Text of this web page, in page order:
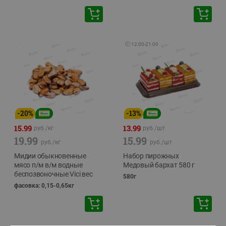
-20%
15.99 руб./кг
19.99 руб./кг
Мидии обыкновенные
мясо п/м в/м водные
беспозвоночные Vici вес
фасовка: 0,15-0,65кг
🕘 12:00-21:00
-13%
13.99 руб./шт
15.99 руб./шт
Набор пирожных
Медовый бархат 580 г
580г